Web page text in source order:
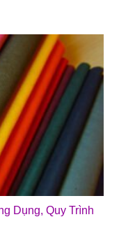
Dụng, Quy Trình